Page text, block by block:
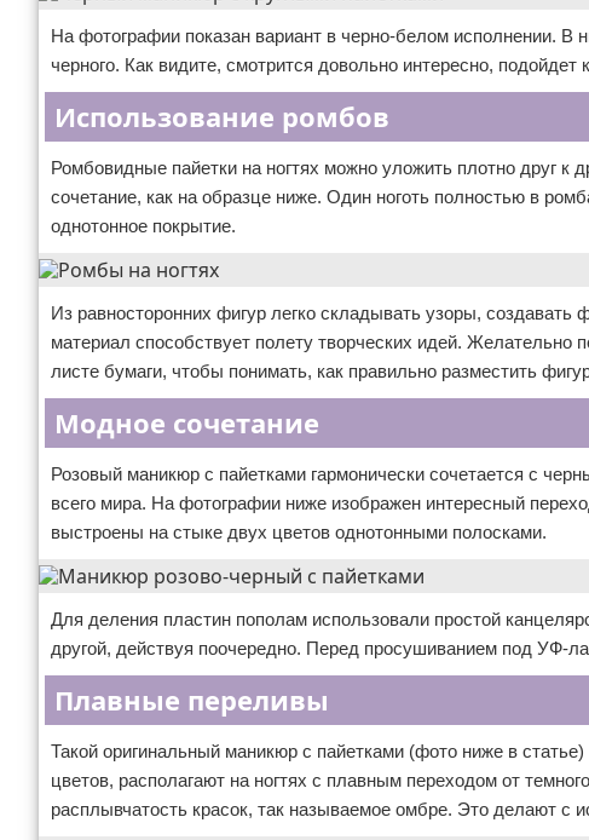
На фотографии показан вариант в черно-белом исполнении.
черного. Как видите, смотрится довольно интересно,
Использование ромбов
Ромбовидные пайетки на ногтях можно уложить плотно друг к
сочетание, как на образце ниже. Один ноготь полностью в
однотонное покрытие.
Из равносторонних фигур легко складывать узоры,
материал способствует полету творческих идей.
листе бумаги, чтобы понимать, как правильно разместить
Модное сочетание
Розовый маникюр с пайетками гармонически сочетается с
всего мира. На фотографии ниже изображен интересный
выстроены на стыке двух цветов однотонными полосками.
Для деления пластин пополам использовали простой
другой, действуя поочередно. Перед просушиванием под УФ-
Плавные переливы
Такой оригинальный маникюр с пайетками (фото ниже в
цветов, располагают на ногтях с плавным переходом от
расплывчатость красок, так называемое омбре. Это делают с